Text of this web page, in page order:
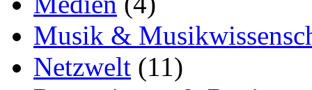
Musik &
Netzwelt (11)